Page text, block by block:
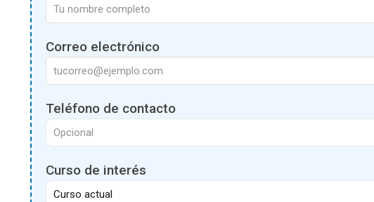
Correo electrónico
Teléfono de contacto
Curso de interés